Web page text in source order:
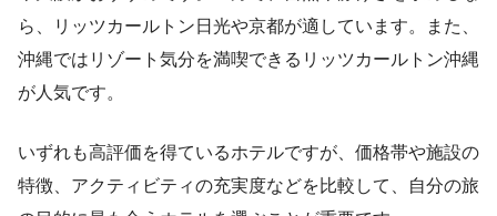
ら、リッツカールトン日光や京都が適しています。また、
沖縄ではリゾート気分を満喫できるリッツカールトン沖縄
が人気です。
いずれも高評価を得ているホテルですが、価格帯や施設の
特徴、アクティビティの充実度などを比較して、自分の旅